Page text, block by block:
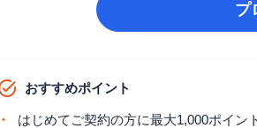
プ
おすすめポイント
はじめてご契約の方に最大1,000ポイ